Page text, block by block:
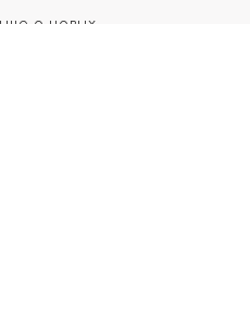
о новых